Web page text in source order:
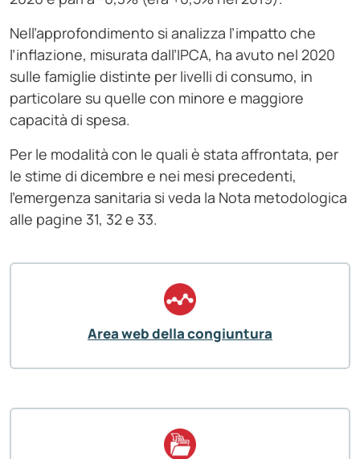
Nell’approfondimento si analizza l’impatto che
l’inflazione, misurata dall’IPCA, ha avuto nel 2020
sulle famiglie distinte per livelli di consumo, in
particolare su quelle con minore e maggiore
capacità di spesa.
Per le modalità con le quali è stata affrontata, per
le stime di dicembre e nei mesi precedenti,
l’emergenza sanitaria si veda la Nota metodologica
alle pagine 31, 32 e 33.
Area web della congiuntura